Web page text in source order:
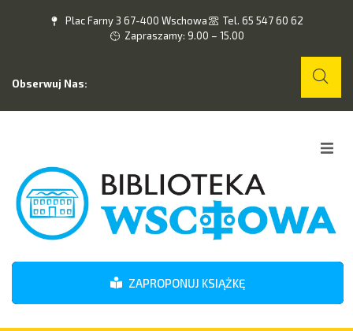
Plac Farny 3 67-400 Wschowa
Tel. 65 547 60 62
Zapraszamy: 9.00 – 15.00
Obserwuj Nas:
O nas
Wydarzenia
Kontakt
ZAPROPONUJ KSIĄŻKĘ